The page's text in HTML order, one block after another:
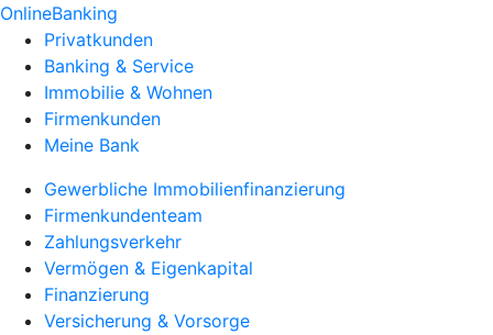
OnlineBanking
Privatkunden
Banking & Service
Immobilie & Wohnen
Firmenkunden
Meine Bank
Gewerbliche Immobilienfinanzierung
Firmenkundenteam
Zahlungsverkehr
Vermögen & Eigenkapital
Finanzierung
Versicherung & Vorsorge